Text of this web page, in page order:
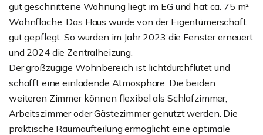
gut geschnittene Wohnung liegt im EG und hat ca. 75 m²
Wohnfläche. Das Haus wurde von der Eigentümerschaft
gut gepflegt. So wurden im Jahr 2023 die Fenster erneuert
und 2024 die Zentralheizung.
Der großzügige Wohnbereich ist lichtdurchflutet und
schafft eine einladende Atmosphäre. Die beiden
weiteren Zimmer können flexibel als Schlafzimmer,
Arbeitszimmer oder Gästezimmer genutzt werden. Die
praktische Raumaufteilung ermöglicht eine optimale